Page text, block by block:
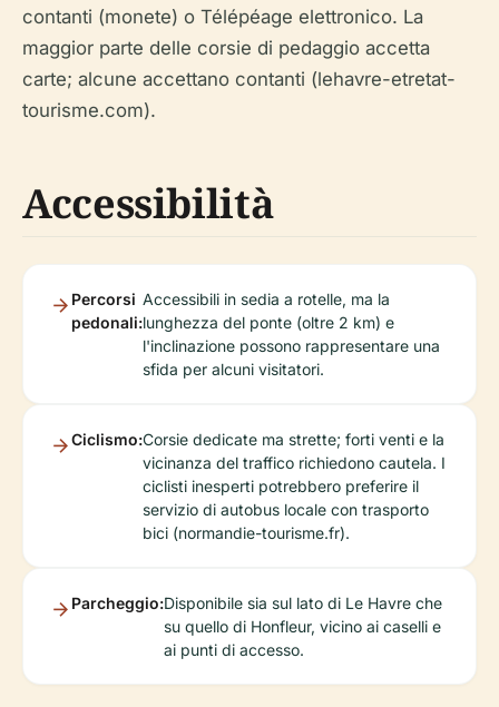
contanti (monete) o Télépéage elettronico. La
maggior parte delle corsie di pedaggio accetta
carte; alcune accettano contanti (lehavre-etretat-
tourisme.com).
Accessibilità
Percorsi
pedonali:
Accessibili in sedia a rotelle, ma la
lunghezza del ponte (oltre 2 km) e
l'inclinazione possono rappresentare una
sfida per alcuni visitatori.
Ciclismo:Corsie dedicate ma strette; forti venti e la
vicinanza del traffico richiedono cautela. I
ciclisti inesperti potrebbero preferire il
servizio di autobus locale con trasporto
bici (normandie-tourisme.fr).
Parcheggio:Disponibile sia sul lato di Le Havre che
su quello di Honfleur, vicino ai caselli e
ai punti di accesso.